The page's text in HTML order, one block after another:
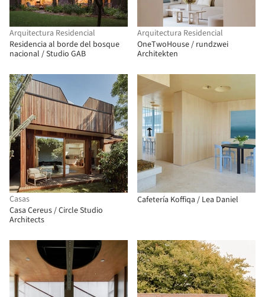
Arquitectura Residencial
Residencia al borde del bosque
nacional / Studio GAB
Arquitectura Residencial
OneTwoHouse / rundzwei
Architekten
Casas
Casa Cereus / Circle Studio
Architects
Cafetería Koffiqa / Lea Daniel